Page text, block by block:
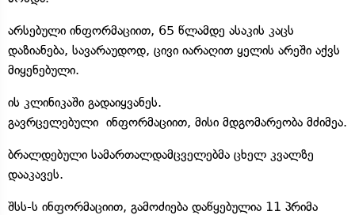
არსებული ინფორმაციით, 65 წლამდე ასაკის კაცს
დაზიანება, სავარაუდოდ, ცივი იარაღით ყელის არეში აქვს
მიყენებული.
ის კლინიკაში გადაიყვანეს.
გავრცელებული ინფორმაციით, მისი მდგომარეობა მძიმეა.
ბრალდებული სამართალდამცველებმა ცხელ კვალზე
დააკავეს.
შსს-ს ინფორმაციით, გამოძიება დაწყებულია 11 პრიმა